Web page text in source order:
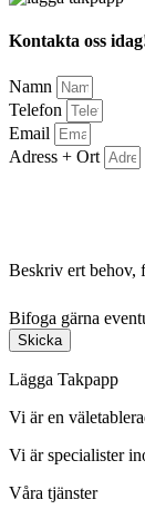
Kontakta oss
Namn
Telefon
Email
Adress + Ort
Beskriv ert behov,
Bifoga gärna
Skicka
Lägga Takpapp
Vi är en
Vi är specialister
Våra tjänster